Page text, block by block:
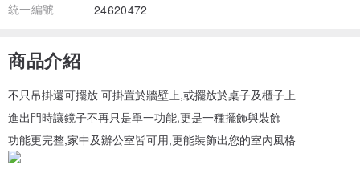
統一編號
24620472
商品介紹
不只吊掛還可擺放 可掛置於牆壁上,或擺放於桌子及櫃子上
進出門時讓鏡子不再只是單一功能,更是一種擺飾與裝飾
功能更完整,家中及辦公室皆可用,更能裝飾出您的室內風格